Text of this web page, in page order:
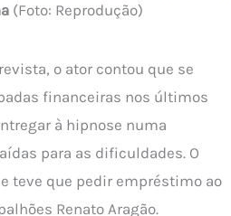
(Foto: Reprodução)
o ator contou que se
financeiras nos últimos
à hipnose numa
para as dificuldades. O
teve que pedir empréstimo ao
Renato Aragão.